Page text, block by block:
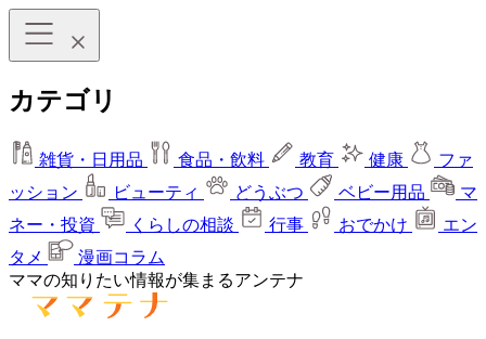
カテゴリ
雑貨・日用品 食品・飲料 教育 健康
ファ
ッション
ビューティ どうぶつ ベビー用品
マ
ネー・投資
くらしの相談 行事 おでかけ
エン
タメ
漫画コラム
ママの知りたい情報が集まるアンテナ